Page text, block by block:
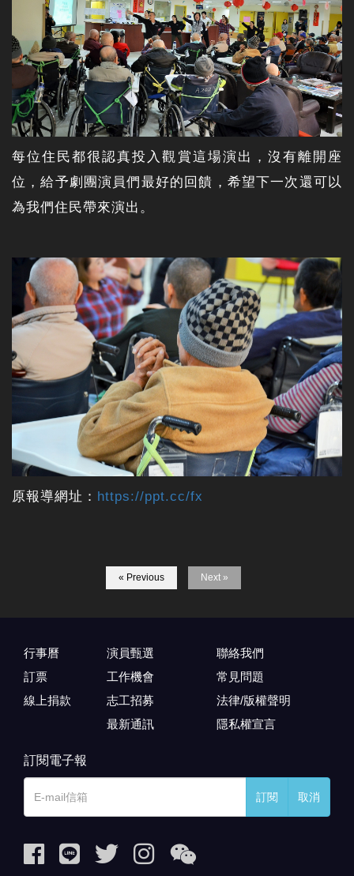
每位住民都很認真投入觀賞這場演出，沒有離開座
位，給予劇團演員們最好的回饋，希望下一次還可以
為我們住民帶來演出。
原報導網址： https://ppt.cc/fx
« Previous Next »
行事曆
訂票
線上捐款
演員甄選
工作機會
志工招募
最新通訊
聯絡我們
常見問題
法律/版權聲明
隱私權宣言
訂閱電子報
訂閱 取消